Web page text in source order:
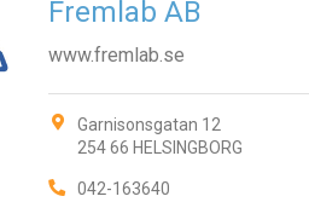
Fremlab AB
www.fremlab.se
Garnisonsgatan 12
254 66 HELSINGBORG
042-163640